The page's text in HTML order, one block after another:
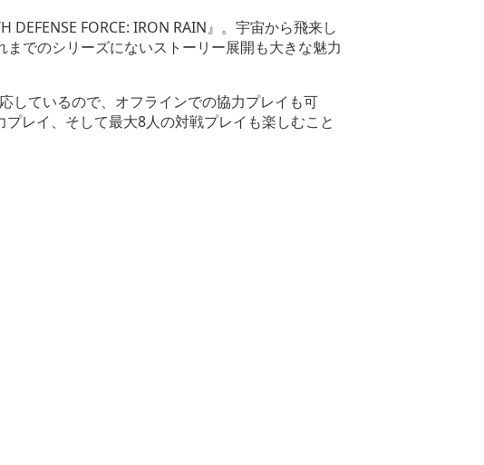
FORCE: IRON RAIN』。宇宙から飛来し
でのシリーズにないストーリー展開も大きな魅力
しているので、オフラインでの協力プレイも可
レイ、そして最大8人の対戦プレイも楽しむこと